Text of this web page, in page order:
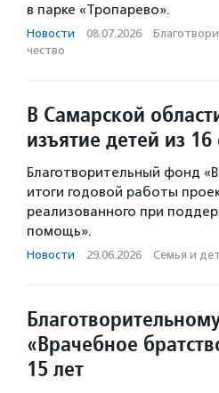
в парке «Тропарево».
Новости · 08.07.2026 ·
чест­во
В Самарской
изъятие детей из
Благотворительный фонд
итоги годовой работы
реализованного при
помощь».
Новости · 29.06.2026 · Семья и
«Врачебное
15 лет